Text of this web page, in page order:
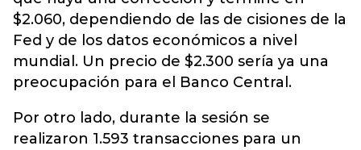
$2.060, dependiendo de las de cisiones de la
Fed y de los datos económicos a nivel
mundial. Un precio de $2.300 sería ya una
preocupación para el Banco Central.
Por otro lado, durante la sesión se
realizaron 1.593 transacciones para un